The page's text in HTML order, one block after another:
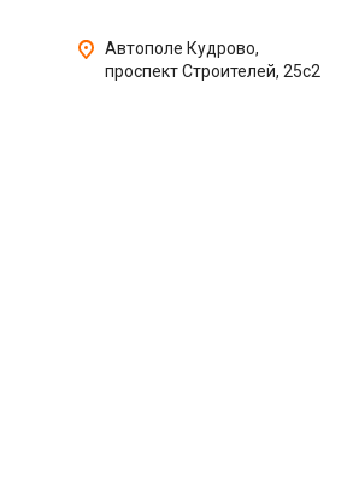
Автополе Кудрово,
проспект Строителей, 25с2